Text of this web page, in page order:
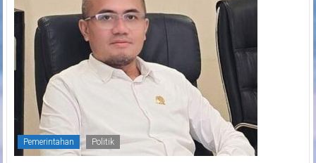
Pemerintahan Politik